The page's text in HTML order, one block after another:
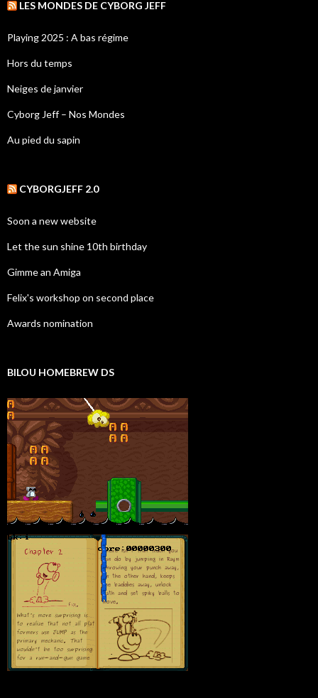
LES MONDES DE CYBORG JEFF
Playing 2025 : A bas régime
Hors du temps
Neiges de janvier
Cyborg Jeff – Nos Mondes
Au pied du sapin
CYBORGJEFF 2.0
Soon a new website
Let the sun shine 10th birthday
Gimme an Amiga
Felix's workshop on second place
Awards nomination
BILOU HOMEBREW DS